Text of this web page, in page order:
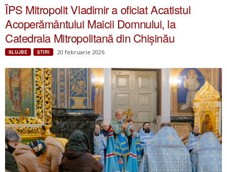
ÎPS Mitropolit Vladimir a oficiat Acatistul
Acoperământului Maicii Domnului, la
Catedrala Mitropolitană din Chișinău
SLUJBE ŞTIRI 20 februarie 2026